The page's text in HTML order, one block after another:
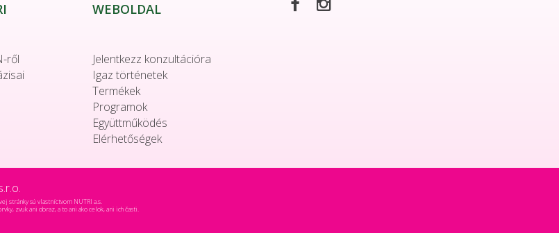
ről
WEBOLDAL
Jelentkezz konzultációra
Igaz történetek
Termékek
Programok
Együttműködés
Elérhetőségek
stránky sú vlastníctvom NUTRI a.s.
zvuk ani obraz, a to ani ako celok, ani ich časti.